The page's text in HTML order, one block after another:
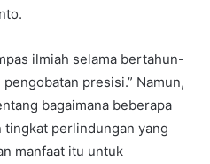
ilmiah selama bertahun-
presisi.” Namun,
bagaimana beberapa
perlindungan yang
manfaat itu untuk